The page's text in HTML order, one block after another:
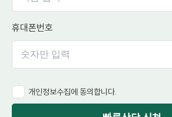
휴대폰번호
개인정보수집에 동의합니다.